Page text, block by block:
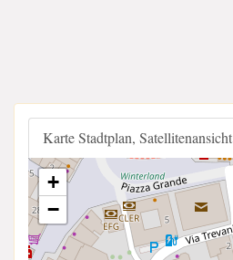
Karte Stadtplan, Satellitenansicht
+
−